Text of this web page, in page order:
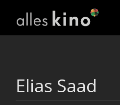
Elias Saad